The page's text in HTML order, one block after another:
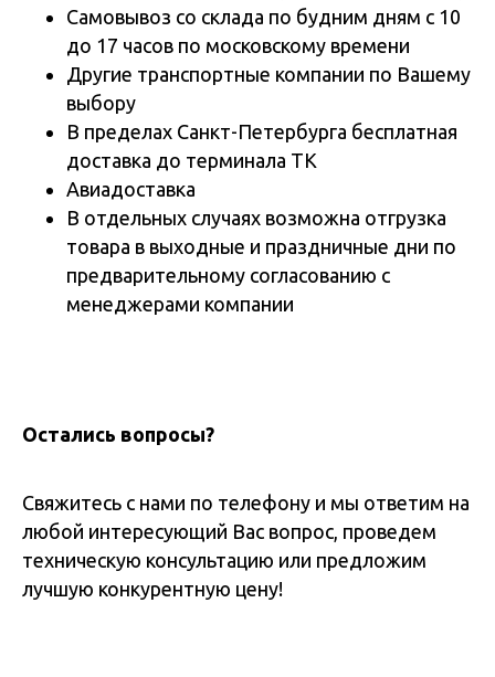
Самовывоз со склада по будним дням с 10
до 17 часов по московскому времени
Другие транспортные компании по Вашему
выбору
В пределах Санкт-Петербурга бесплатная
доставка до терминала ТК
Авиадоставка
В отдельных случаях возможна отгрузка
товара в выходные и праздничные дни по
предварительному согласованию с
менеджерами компании
Остались вопросы?
Свяжитесь с нами по телефону и мы ответим на
любой интересующий Вас вопрос, проведем
техническую консультацию или предложим
лучшую конкурентную цену!